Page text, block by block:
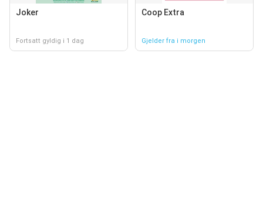
Joker
Fortsatt gyldig i 1 dag
Coop Extra
Gjelder fra i morgen